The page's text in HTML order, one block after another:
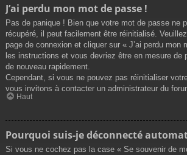
J’ai perdu mon mot de passe !
Pas de panique ! Bien que votre mot de passe ne
récupéré, il peut facilement être réinitialisé.
page de connexion et cliquer sur « J’ai perdu mon
les instructions et vous devriez être en mesure de
de nouveau rapidement.
Cependant, si vous ne pouvez pas réinitialiser
vous invitons à contacter un administrateur du
Haut
Pourquoi suis-je déconnecté
Si vous ne cochez pas la case « Se souvenir de